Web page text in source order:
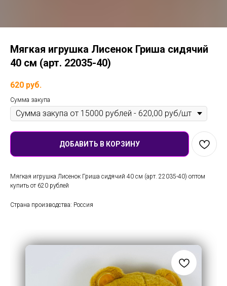
Мягкая игрушка Лисенок Гриша сидячий
40 см (арт. 22035-40)
620 руб.
Сумма закупа
ДОБАВИТЬ В КОРЗИНУ
Мягкая игрушка Лисенок Гриша сидячий 40 см (арт. 22035-40) оптом
купить от 620 рублей
Страна производства: Россия